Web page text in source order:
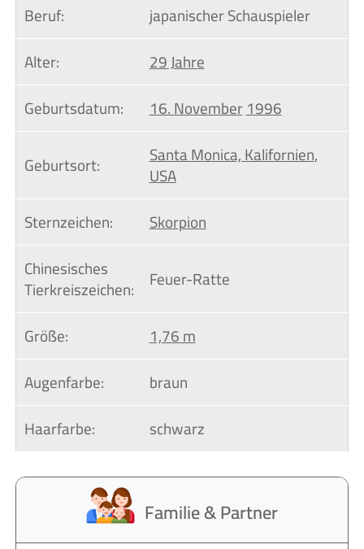
Beruf:
japanischer Schauspieler
Alter:
29 Jahre
Geburtsdatum:
16. November1996
Geburtsort:
Santa Monica, Kalifornien,
USA
Sternzeichen:
Skorpion
Chinesisches
Tierkreiszeichen: Feuer-Ratte
Größe:
1,76 m
Augenfarbe:
braun
Haarfarbe:
schwarz
Familie & Partner